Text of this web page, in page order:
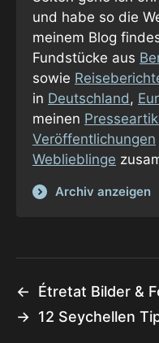
und habe so die
meinem Blog
Fundstücke aus
sowie
in Deutschland,
meinen
Veröffentlichungen
Weblieblinge
Archiv anzeigen
←
Étretat Bilder &
→ 12 Seychellen